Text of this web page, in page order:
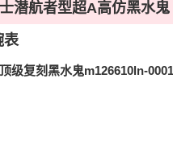
潜航者型超A高仿黑水鬼
表
级复刻黑水鬼m126610ln-